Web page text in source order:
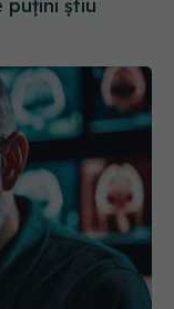
puțini știu